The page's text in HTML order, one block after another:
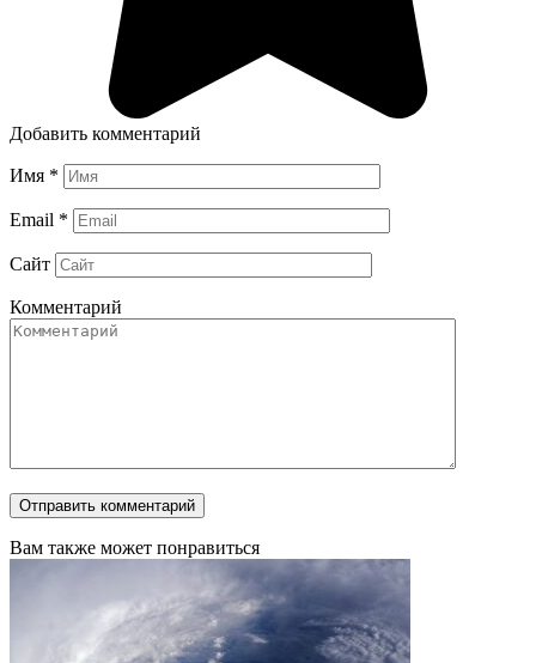
Добавить комментарий
Имя *
Email *
Сайт
Комментарий
Вам также может понравиться